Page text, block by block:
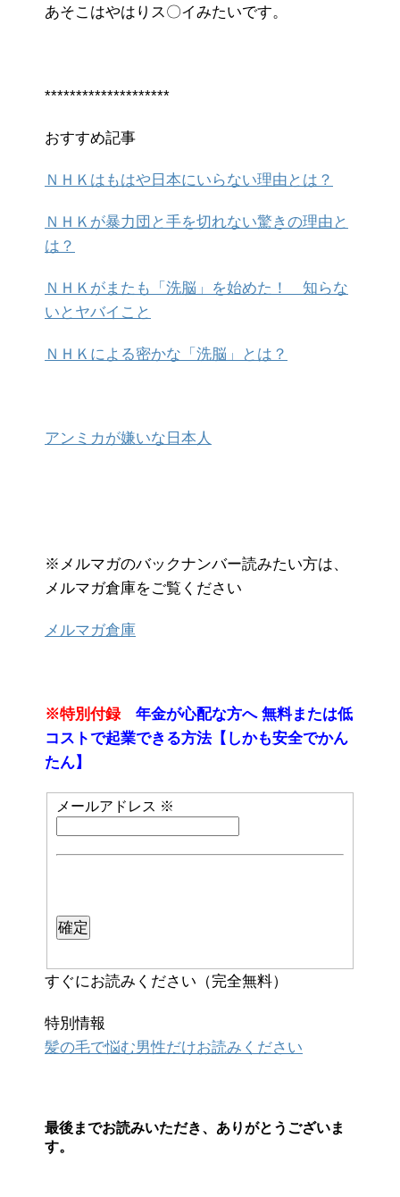
あそこはやはりス〇イみたいです。
********************
おすすめ記事
ＮＨＫはもはや日本にいらない理由とは？
ＮＨＫが暴力団と手を切れない驚きの理由と
は？
ＮＨＫがまたも「洗脳」を始めた！ 知らな
いとヤバイこと
ＮＨＫによる密かな「洗脳」とは？
アンミカが嫌いな日本人
※メルマガのバックナンバー読みたい方は、
メルマガ倉庫をご覧ください
メルマガ倉庫
※特別付録
年金が心配な方へ 無料または低
コストで起業できる方法【しかも安全でかん
たん】
メールアドレス ※
すぐにお読みください（完全無料）
特別情報
髪の毛で悩む男性だけお読みください
最後までお読みいただき、ありがとうございま
す。